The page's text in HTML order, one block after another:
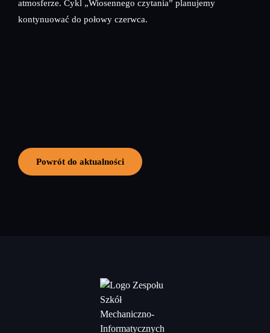
atmosferze. Cykl „Wiosennego czytania” planujemy
kontynuować do połowy czerwca.
Powrót do aktualności